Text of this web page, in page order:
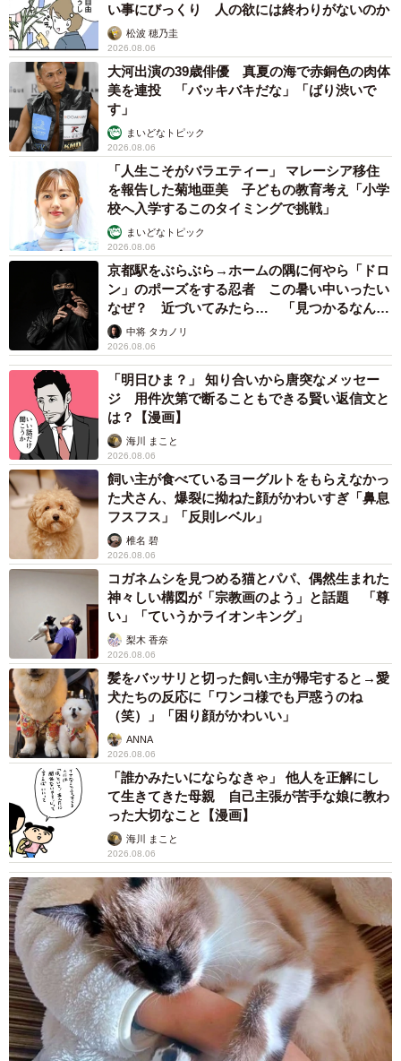
い事にびっくり 人の欲には終わりがないのか
松波 穂乃圭
2026.08.06
大河出演の39歳俳優 真夏の海で赤銅色の肉体
美を連投 「バッキバキだな」「ばり渋いで
す」
まいどなトピック
2026.08.06
「人生こそがバラエティー」 マレーシア移住
を報告した菊地亜美 子どもの教育考え「小学
校へ入学するこのタイミングで挑戦」
まいどなトピック
2026.08.06
京都駅をぶらぶら→ホームの隅に何やら「ドロ
ン」のポーズをする忍者 この暑い中いったい
なぜ？ 近づいてみたら… 「見つかるなんて
未熟」中将 タカノリ
2026.08.06
「明日ひま？」 知り合いから唐突なメッセー
ジ 用件次第で断ることもできる賢い返信文と
は？【漫画】
海川 まこと
2026.08.06
飼い主が食べているヨーグルトをもらえなかっ
た犬さん、爆裂に拗ねた顔がかわいすぎ「鼻息
フスフス」「反則レベル」
椎名 碧
2026.08.06
コガネムシを見つめる猫とパパ、偶然生まれた
神々しい構図が「宗教画のよう」と話題 「尊
い」「ていうかライオンキング」
梨木 香奈
2026.08.06
髪をバッサリと切った飼い主が帰宅すると→愛
犬たちの反応に「ワンコ様でも戸惑うのね
（笑）」「困り顔がかわいい」
ANNA
2026.08.06
「誰かみたいにならなきゃ」 他人を正解にし
て生きてきた母親 自己主張が苦手な娘に教わ
った大切なこと【漫画】
海川 まこと
2026.08.06